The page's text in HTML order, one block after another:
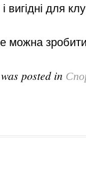
вигідні для
можна
posted in